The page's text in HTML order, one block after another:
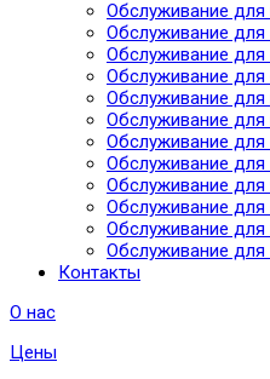
Обслуживание для
Обслуживание для
Обслуживание для
Обслуживание для
Обслуживание для
Обслуживание для
Обслуживание
Обслуживание для
Обслуживание
Обслуживание
Обслуживание
Обслуживание
Контакты
О нас
Цены